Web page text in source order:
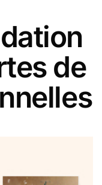
de